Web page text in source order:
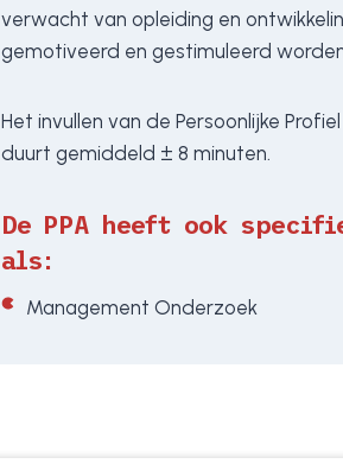
verwacht van opleiding en
gemotiveerd en gestimuleerd
Het invullen van de Persoonlijke
duurt gemiddeld ± 8 minuten.
De PPA heeft ook
als:
Management Onderzoek